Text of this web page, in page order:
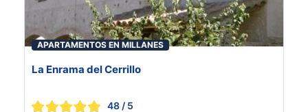
APARTAMENTOS EN MILLANES
La Enrama del Cerrillo
48 / 5